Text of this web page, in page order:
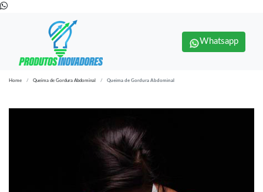
Whatsapp
Home Queima de Gordura Abdominal Queima de Gordura Abdominal